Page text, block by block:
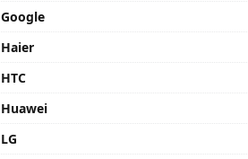
Google
Haier
HTC
Huawei
LG